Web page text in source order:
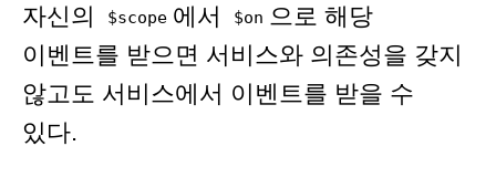
자신의
$scope 에서 $on 으로 해당
이벤트를 받으면 서비스와 의존성을 갖지
않고도 서비스에서 이벤트를 받을 수
있다.